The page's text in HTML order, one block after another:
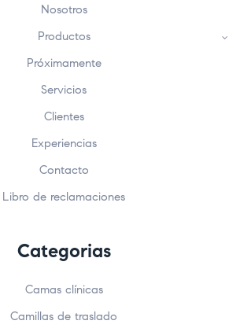
Nosotros
Productos
Próximamente
Servicios
Clientes
Experiencias
Contacto
Libro de reclamaciones
Categorias
Camas clínicas
Camillas de traslado